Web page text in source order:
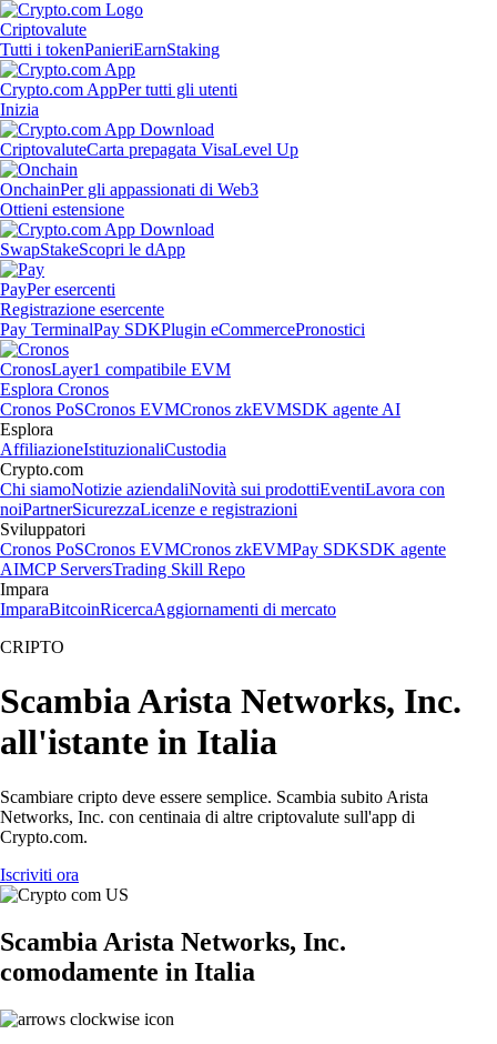
Criptovalute
Tutti i tokenPanieriEarnStaking
Crypto.com AppPer tutti gli utenti
Inizia
CriptovaluteCarta prepagata VisaLevel Up
OnchainPer gli appassionati di Web3
Ottieni estensione
SwapStakeScopri le dApp
PayPer esercenti
Registrazione esercente
Pay TerminalPay SDKPlugin eCommercePronostici
CronosLayer1 compatibile EVM
Esplora Cronos
Cronos PoSCronos EVMCronos zkEVMSDK agente AI
Esplora
AffiliazioneIstituzionaliCustodia
Crypto.com
Chi siamoNotizie aziendaliNovità sui prodottiEventiLavora con
noiPartnerSicurezzaLicenze e registrazioni
Sviluppatori
Cronos PoSCronos EVMCronos zkEVMPay SDKSDK agente
AIMCP ServersTrading Skill Repo
Impara
ImparaBitcoinRicercaAggiornamenti di mercato
CRIPTO
Scambia Arista Networks, Inc.
all'istante in Italia
Scambiare cripto deve essere semplice. Scambia subito Arista
Networks, Inc. con centinaia di altre criptovalute sull'app di
Crypto.com.
Iscriviti ora
Scambia Arista Networks, Inc.
comodamente in Italia